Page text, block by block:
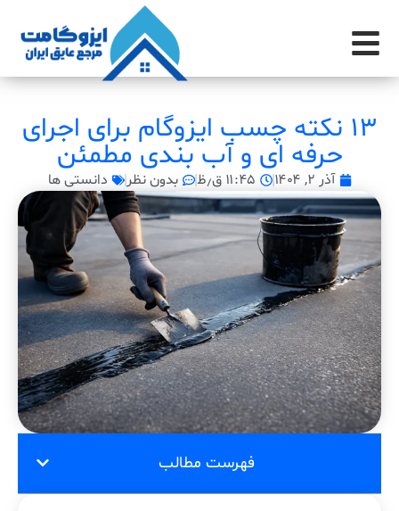
13 نکته چسب ایزوگام برای اجرای
حرفه ای و آب بندی مطمئن
آذر ۲, ۱۴۰۴ ۱۱:۴۵ ق٫ظ بدون نظر دانستی ها
فهرست مطالب